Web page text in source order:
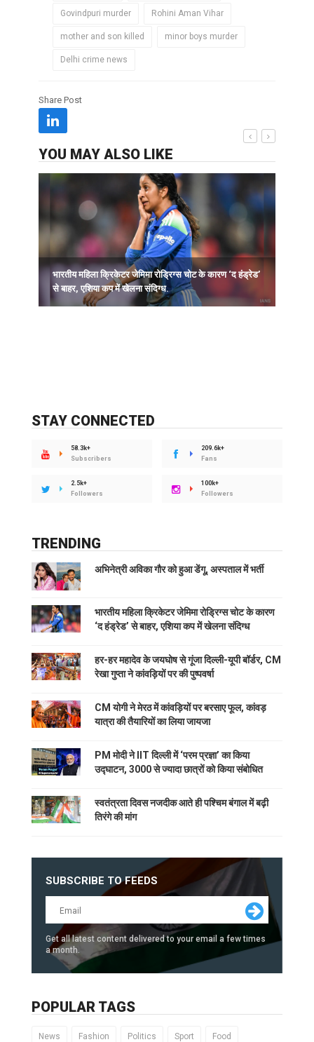
Govindpuri murder Rohini Aman Vihar
mother and son killed minor boys murder
Delhi crime news
Share Post
YOU MAY ALSO LIKE
भारतीय महिला क्रिकेटर जेमिमा रोड्रिग्स चोट के कारण ‘द हंड्रेड’
से बाहर, एशिया कप में खेलना संदिग्ध.
STAY CONNECTED
58.3k+
Subscribers
209.6k+
Fans
2.5k+
Followers
100k+
Followers
TRENDING
अभिनेत्री अविका गौर को हुआ डेंगू, अस्पताल में भर्ती
भारतीय महिला क्रिकेटर जेमिमा रोड्रिग्स चोट के कारण
‘द हंड्रेड’ से बाहर, एशिया कप में खेलना संदिग्ध
हर-हर महादेव के जयघोष से गूंजा दिल्ली-यूपी बॉर्डर, CM
रेखा गुप्ता ने कांवड़ियों पर की पुष्पवर्षा
CM योगी ने मेरठ में कांवड़ियों पर बरसाए फूल, कांवड़
यात्रा की तैयारियों का लिया जायजा
PM मोदी ने IIT दिल्ली में ‘परम प्रज्ञा’ का किया
उद्घाटन, 3000 से ज्यादा छात्रों को किया संबोधित
स्वतंत्रता दिवस नजदीक आते ही पश्चिम बंगाल में बढ़ी
तिरंगे की मांग
SUBSCRIBE TO FEEDS
Get all latest content delivered to your email a few times
a month.
POPULAR TAGS
News Fashion Politics Sport Food